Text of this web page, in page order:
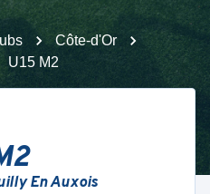
Côte-d'Or
U15 M2
En Auxois